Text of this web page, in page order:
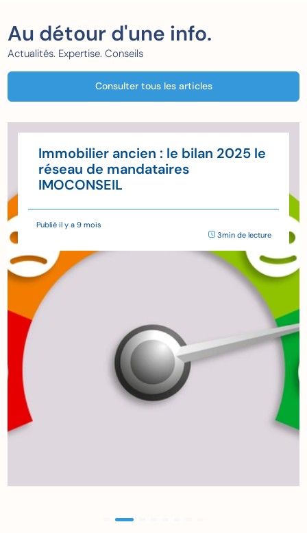
Au détour d'une info.
Actualités. Expertise. Conseils
Consulter tous les articles
Immobilier ancien : le bilan 2025 le
réseau de mandataires
IMOCONSEIL
Publié il y a 9 mois
3min de lecture